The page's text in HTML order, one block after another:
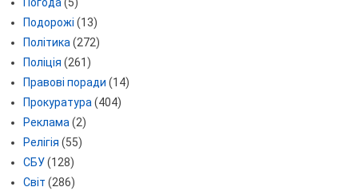
Подорожі (13)
Політика (272)
Поліція (261)
Правові поради (14)
Прокуратура (404)
Реклама (2)
Релігія (55)
СБУ(128)
Світ (286)